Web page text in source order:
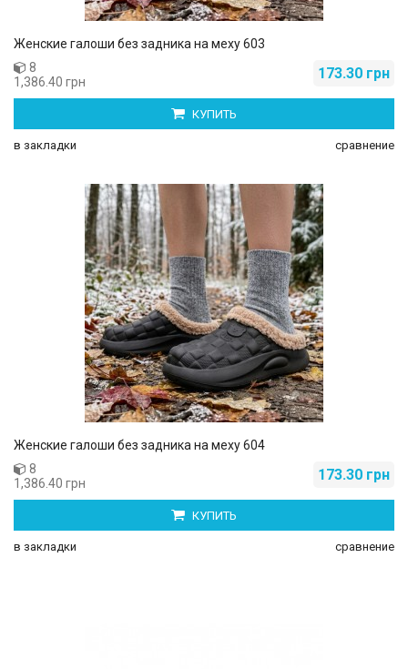
Женские галоши без задника на меху 603
173.30 грн
8
1,386.40 грн
КУПИТЬ
в закладки сравнение
Женские галоши без задника на меху 604
173.30 грн
8
1,386.40 грн
КУПИТЬ
в закладки сравнение